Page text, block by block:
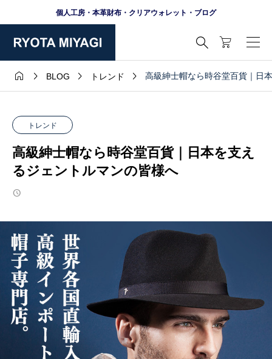
個人工房・本革財布・クリアウォレット・ブログ

  BLOG  トレンド  高級紳士帽なら時谷堂百貨｜日
トレンド
高級紳士帽なら時谷堂百貨｜日本を支え
るジェントルマンの皆様へ